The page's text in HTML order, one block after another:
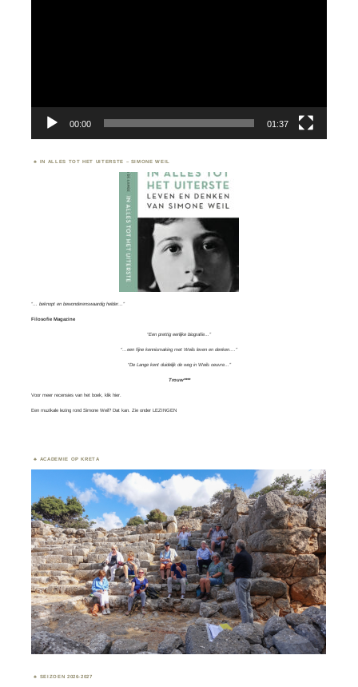
00:00 01:37
IN ALLES TOT HET UITERSTE – SIMONE WEIL
“… beknopt en bewonderenswaardig helder…”
Filosofie Magazine
“Een prettig eerlijke biografie…”
“…een fijne kennismaking met Weils leven en denken….”
“De Lange kent duidelijk de weg in Weils oeuvre…”
Trouw****
Voor meer recensies van het boek, klik hier.
Een muzikale lezing rond Simone Weil? Dat kan. Zie onderLEZINGEN
ACADEMIE OP KRETA
SEIZOEN 2026-2027